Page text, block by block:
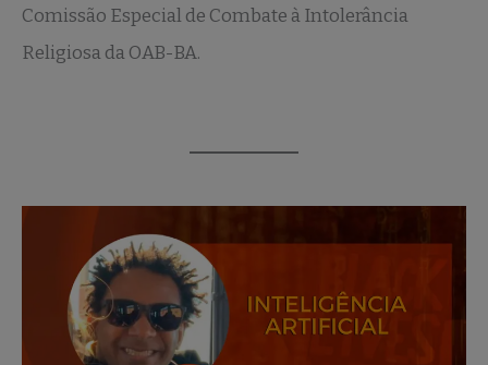
Comissão Especial de Combate à Intolerância
Religiosa da OAB-BA.